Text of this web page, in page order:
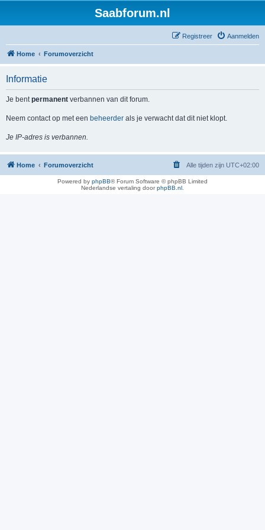
Saabforum.nl
Aanmelden
Registreer
Home Forumoverzicht
Informatie
Je bentpermanent verbannen van dit forum.
Neem contact op met een beheerder als je verwacht dat dit niet klopt.
Je IP-adres is verbannen.
Home Forumoverzicht Alle tijden zijn UTC+02:00
Powered by phpBB® Forum Software © phpBB Limited
Nederlandse vertaling doorphpBB.nl